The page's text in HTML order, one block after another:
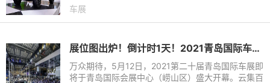
题，展出规模达到16万平米，超过100家车企及100
车展
展位图出炉！倒计时1天！2021青岛国际车展亮点抢先看！
万众期待，5月12日，2021第二十届青岛国际车展即
将于青岛国际会展中心（崂山区）盛大开幕。云集百